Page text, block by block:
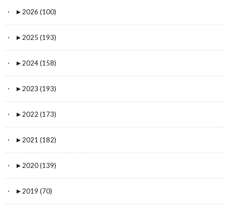
► 2026 (100)
► 2025 (193)
► 2024 (158)
► 2023 (193)
► 2022 (173)
► 2021 (182)
► 2020 (139)
► 2019 (70)